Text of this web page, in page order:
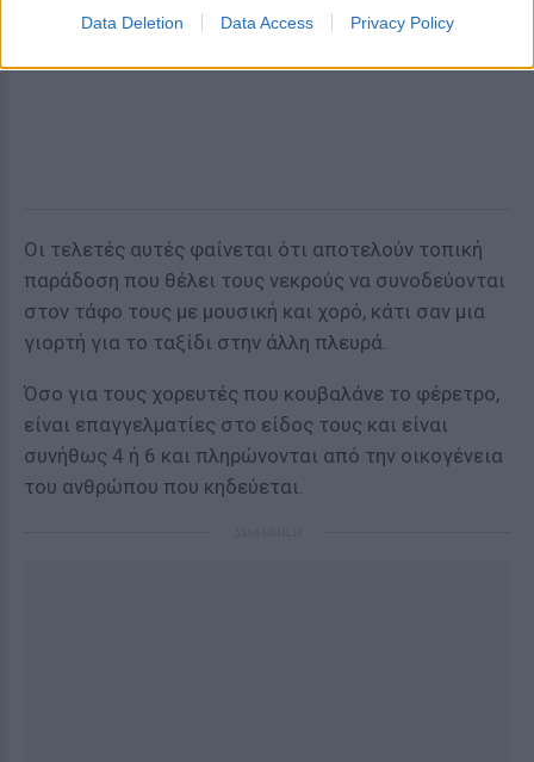
Data Deletion Data Access Privacy Policy
Οι τελετές αυτές φαίνεται ότι αποτελούν τοπική
παράδοση που θέλει τους νεκρούς να συνοδεύονται
στον τάφο τους με μουσική και χορό, κάτι σαν μια
γιορτή για το ταξίδι στην άλλη πλευρά.
Όσο για τους χορευτές που κουβαλάνε το φέρετρο,
είναι επαγγελματίες στο είδος τους και είναι
συνήθως 4 ή 6 και πληρώνονται από την οικογένεια
του ανθρώπου που κηδεύεται.